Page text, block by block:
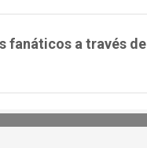
fanáticos a través